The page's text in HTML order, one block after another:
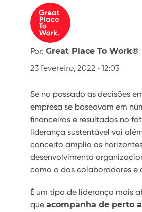
Por: Great Place To Work®
23 fevereiro, 2022 • 12:03
Se no passado as decisões
empresa se baseavam em
financeiros e resultados no
liderança sustentável vai
conceito amplia os
desenvolvimento
como o dos colaboradores e
É um tipo de liderança mais
que acompanha de perto